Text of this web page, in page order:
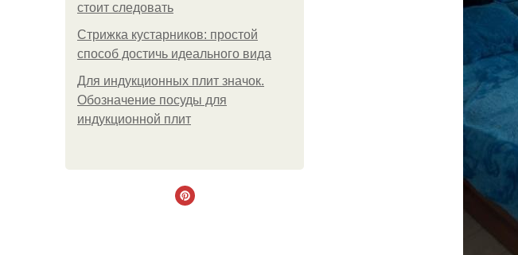
стоит следовать
Стрижка кустарников: простой
способ достичь идеального вида
Для индукционных плит значок.
Обозначение посуды для
индукционной плит